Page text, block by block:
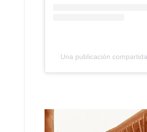
Una publicación